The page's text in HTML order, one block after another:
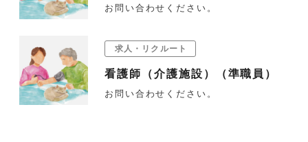
お問い合わせください。
求人・リクルート
看護師（介護施設）（準職員）
お問い合わせください。